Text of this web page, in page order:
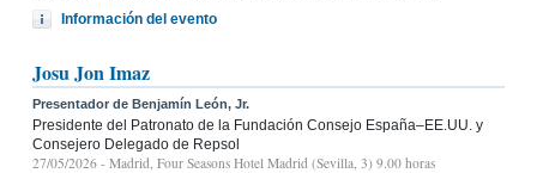
Información del evento
Josu Jon Imaz
Presentador de Benjamín León, Jr.
Presidente del Patronato de la Fundación Consejo España–EE.UU. y
Consejero Delegado de Repsol
27/05/2026 - Madrid, Four Seasons Hotel Madrid (Sevilla, 3) 9.00 horas